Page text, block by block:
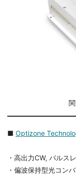
■ Optizone
・高出力CW, パルス
・偏波保持型光コン